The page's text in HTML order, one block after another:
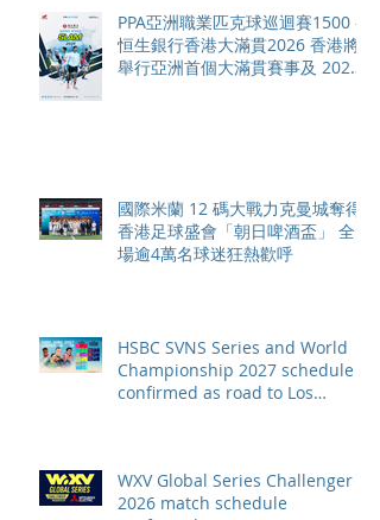
PPA亞洲職業匹克球巡迴賽1500 -
恒生銀行香港大滿貫2026 香港將
舉行亞洲首個大滿貫賽事及 2026
國際米蘭 12 碼大戰力克曼城奪得
香港足球盛會「朝日啤酒盃」 全
場逾4萬名球迷狂熱歡呼
HSBC SVNS Series and World
Championship 2027 schedule
confirmed as road to Los
WXV Global Series Challenger
2026 match schedule